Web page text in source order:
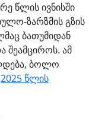
წლის ივნისში
ზარზმის გზის
ბათუმიდან
შეამციროს. ამ
ბოლო
2025 წლის